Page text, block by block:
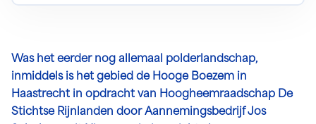
Was het eerder nog allemaal polderlandschap,
inmiddels is het gebied de Hooge Boezem in
Haastrecht in opdracht van Hoogheemraadschap De
Stichtse Rijnlanden door Aannemingsbedrijf Jos